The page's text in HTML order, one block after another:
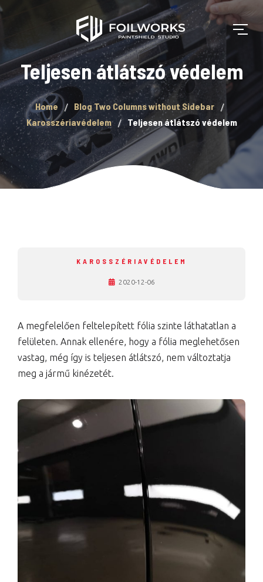
Teljesen átlátszó védelem
Home
Blog Two Columns without Sidebar
Karosszériavédelem
Teljesen átlátszó védelem
KAROSSZÉRIAVÉDELEM
2020-12-06
A megfelelően feltelepített fólia szinte láthatatlan a
felületen. Annak ellenére, hogy a fólia meglehetősen
vastag, még így is teljesen átlátszó, nem változtatja
meg a jármű kinézetét.